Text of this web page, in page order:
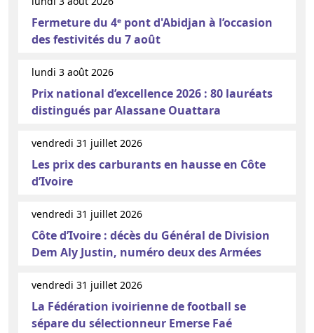
Fermeture du 4ᵉ pont d'Abidjan à l’occasion
des festivités du 7 août
lundi 3 août 2026
Prix national d’excellence 2026 : 80 lauréats
distingués par Alassane Ouattara
vendredi 31 juillet 2026
Les prix des carburants en hausse en Côte
d’Ivoire
vendredi 31 juillet 2026
Côte d’Ivoire : décès du Général de Division
Dem Aly Justin, numéro deux des Armées
vendredi 31 juillet 2026
La Fédération ivoirienne de football se
sépare du sélectionneur Emerse Faé